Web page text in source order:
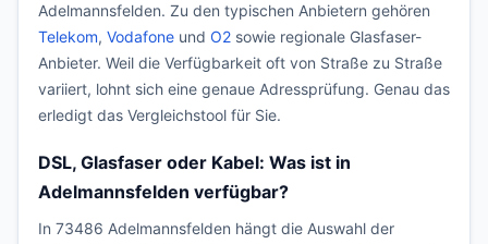
Adelmannsfelden. Zu den typischen Anbietern gehören
Telekom, Vodafone und O2 sowie regionale Glasfaser-
Anbieter. Weil die Verfügbarkeit oft von Straße zu Straße
variiert, lohnt sich eine genaue Adressprüfung. Genau das
erledigt das Vergleichstool für Sie.
DSL, Glasfaser oder Kabel: Was ist in
Adelmannsfelden verfügbar?
In 73486 Adelmannsfelden hängt die Auswahl der